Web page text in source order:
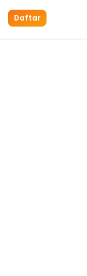
Daftar